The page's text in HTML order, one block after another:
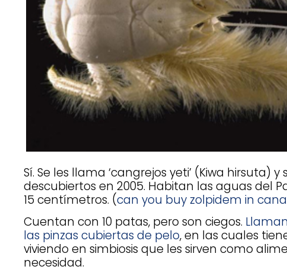
Sí. Se les llama ‘cangrejos yeti’ (Kiwa hirsuta)
descubiertos en 2005. Habitan las aguas del
15 centímetros. (can you buy zolpidem in
Cuentan con 10 patas, pero son ciegos.
las pinzas cubiertas de pelo, en las cuales
viviendo en simbiosis que les sirven como
necesidad.